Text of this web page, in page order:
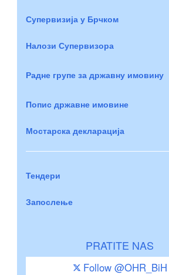
Супервизија у Брчком
Налози Супервизора
Радне групе за државну имовину
Попис државне имовине
Мостарска декларација
Тендери
Запослење
PRATITE NAS
Follow @OHR_BiH